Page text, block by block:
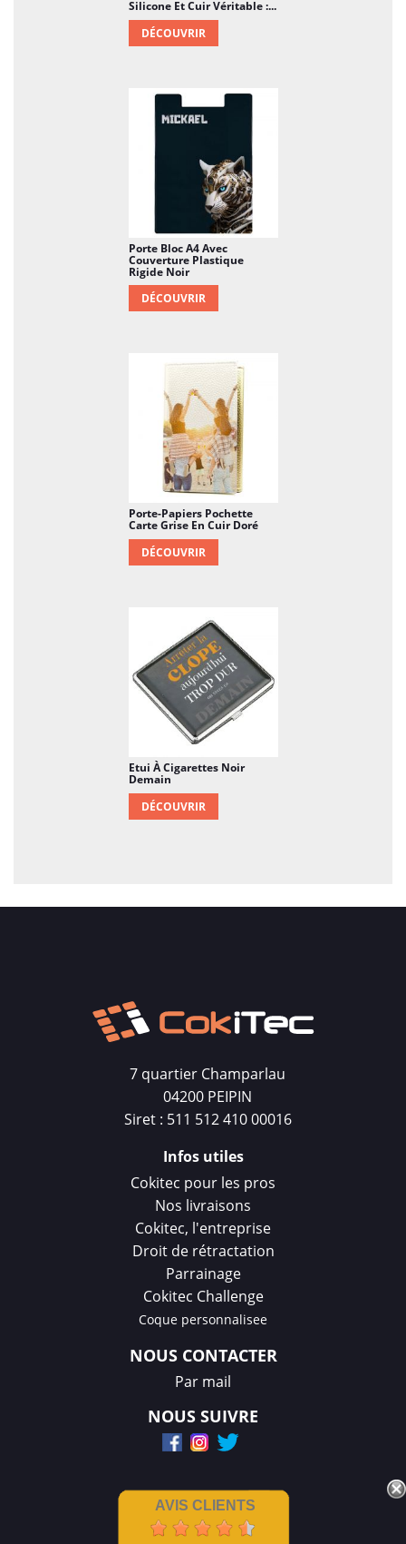
Silicone Et Cuir Véritable :...
DÉCOUVRIR
Porte Bloc A4 Avec
Couverture Plastique
Rigide Noir
DÉCOUVRIR
Porte-Papiers Pochette
Carte Grise En Cuir Doré
DÉCOUVRIR
Etui À Cigarettes Noir
Demain
DÉCOUVRIR
7 quartier Champarlau
04200 PEIPIN
Siret : 511 512 410 00016
Infos utiles
Cokitec pour les pros
Nos livraisons
Cokitec, l'entreprise
Droit de rétractation
Parrainage
Cokitec Challenge
Coque personnalisee
NOUS CONTACTER
Par mail
NOUS SUIVRE
AVIS CLIENTS